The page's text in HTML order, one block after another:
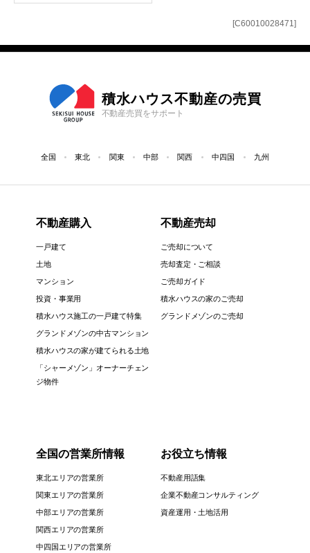
[C60010028471]
積水ハウス不動産の売買
不動産売買をサポート
全国 東北 関東 中部 関西 中四国 九州
不動産購入
一戸建て
土地
マンション
投資・事業用
積水ハウス施工の一戸建て特集
グランドメゾンの中古マンション
積水ハウスの家が建てられる土地
「シャーメゾン」オーナーチェン
ジ物件
不動産売却
ご売却について
売却査定・ご相談
ご売却ガイド
積水ハウスの家のご売却
グランドメゾンのご売却
全国の営業所情報
東北エリアの営業所
関東エリアの営業所
中部エリアの営業所
関西エリアの営業所
中四国エリアの営業所
お役立ち情報
不動産用語集
企業不動産コンサルティング
資産運用・土地活用